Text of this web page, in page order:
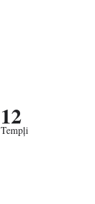
12
Tempļi